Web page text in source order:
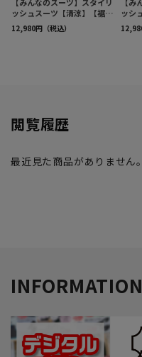
閲覧履歴
最近見た商品がありません。
INFORMATION